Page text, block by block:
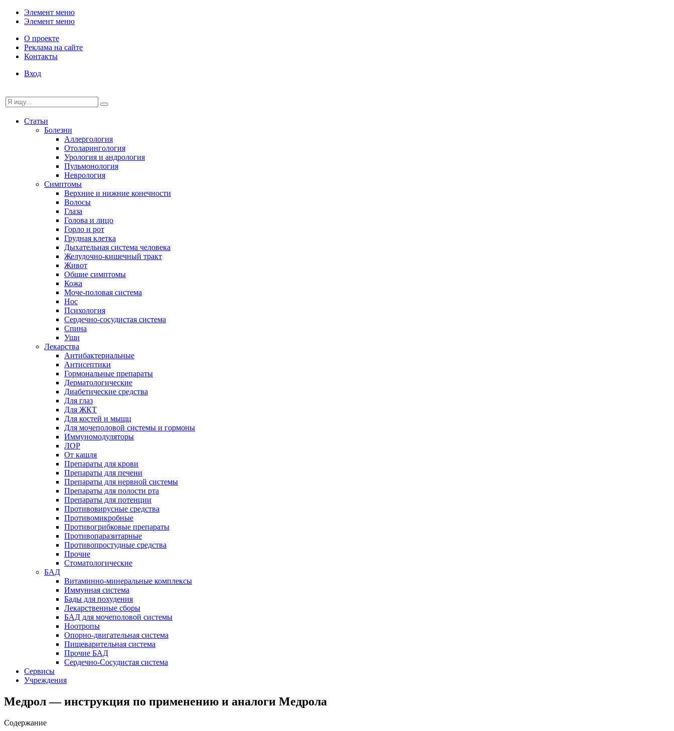
Элемент меню
Элемент меню
О проекте
Реклама на сайте
Контакты
Вход
Статьи
Болезни
Аллергология
Отоларингология
Урология и андрология
Пульмонология
Неврология
Симптомы
Верхние и нижние конечности
Волосы
Глаза
Голова и лицо
Горло и рот
Грудная клетка
Дыхательная система человека
Желудочно-кишечный тракт
Живот
Общие симптомы
Кожа
Моче-половая система
Нос
Психология
Сердечно-сосудистая система
Спина
Уши
Лекарства
Антибактериальные
Антисептики
Гормональные препараты
Дерматологические
Диабетические средства
Для глаз
Для ЖКТ
Для костей и мыщц
Для мочеполовой системы и гормоны
Иммуномодуляторы
ЛОР
От кашля
Препараты для крови
Препараты для печени
Препараты для нервной системы
Препараты для полости рта
Препараты для потенции
Противовирусные средства
Противомикробные
Противогрибковые препараты
Противопаразитарные
Противопростудные средства
Прочие
Стоматологические
БАД
Витаминно-минеральные комплексы
Иммунная система
Бады для похудения
Лекарственные сборы
БАД для мочеполовой системы
Ноотропы
Опорно-двигательная система
Пищеварительная система
Прочие БАД
Сердечно-Сосудистая система
Сервисы
Учреждения
Медрол — инструкция по применению и аналоги Медрола
Содержание